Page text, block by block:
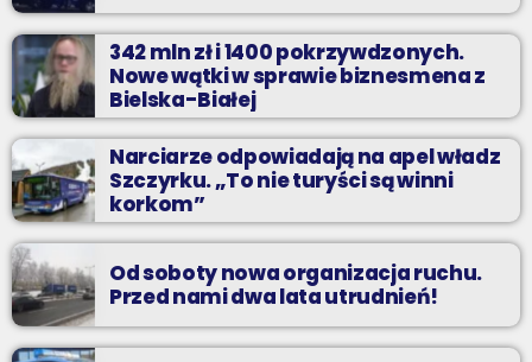
342 mln zł i 1400 pokrzywdzonych.
Nowe wątki w sprawie biznesmena z
Bielska-Białej
Narciarze odpowiadają na apel władz
Szczyrku. „To nie turyści są winni
korkom”
Od soboty nowa organizacja ruchu.
Przed nami dwa lata utrudnień!